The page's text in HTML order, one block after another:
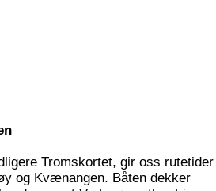
Tromskortet, gir oss rutetider
og Kvænangen. Båten dekker